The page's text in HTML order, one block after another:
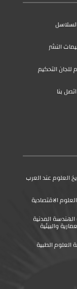
النشر
للجان التحكيم
اتصل بنا
العلوم عند العرب
الاقتصادية
المدنية
والبيئية
العلوم الطبية